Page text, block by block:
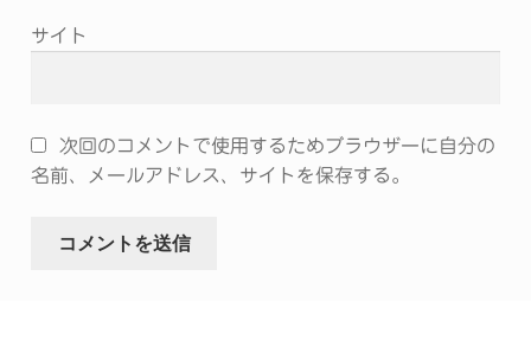
サイト
次回のコメントで使用するためブラウザーに自分の
名前、メールアドレス、サイトを保存する。